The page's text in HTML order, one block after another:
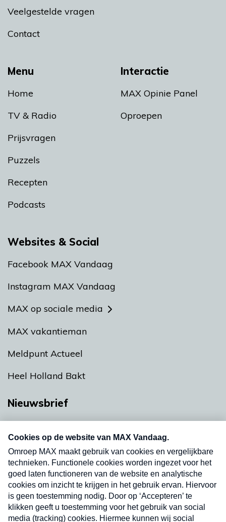
Menu
Home
TV & Radio
Prijsvragen
Puzzels
Recepten
Podcasts
Interactie
MAX Opinie Panel
Oproepen
Veelgestelde vragen
Contact
Websites & Social
Facebook MAX Vandaag
Instagram MAX Vandaag
MAX op sociale media
MAX vakantieman
Meldpunt Actueel
Heel Holland Bakt
Nieuwsbrief
nieuwsbrief. Elke vrijdag- en dinsdagochtend in
uw mailbox.
Verzend